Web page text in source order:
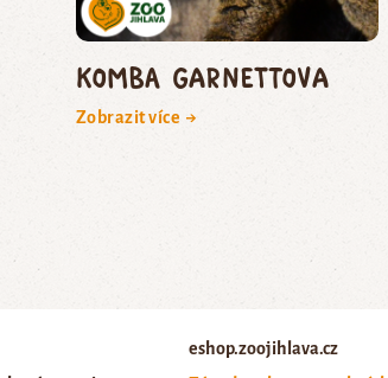
komba Garnettova
Zobrazit více →
eshop.zoojihlava.cz